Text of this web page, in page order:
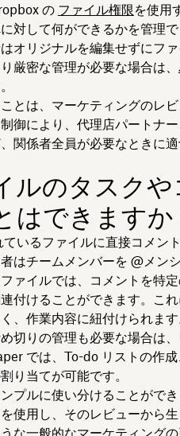
の ファイル権限を使用
対して何ができるかを管理
オリジナルを編集せずにフ
厳密な管理が必要な場合は、
とは、マーケティングのレ
御により、代理店パートナ
関係者全員が必要なときに
ルのタスクや
はできますか
いるファイルに直接コメン
はチームメンバーを @メン
ァイルでは、コメントを特
付けることができます。こ
、作業内容に紐付けられます
切りの管理も必要な場合は
では、To-do リストの作
り当てが可能です。
プルに使い分けることがで
使用し、そのレビューから